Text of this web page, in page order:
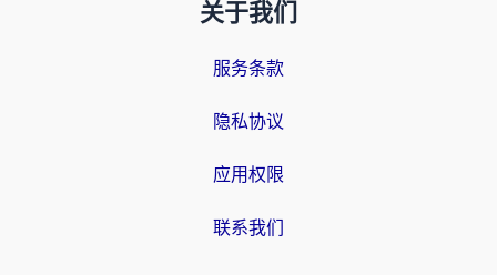
关于我们
服务条款
隐私协议
应用权限
联系我们